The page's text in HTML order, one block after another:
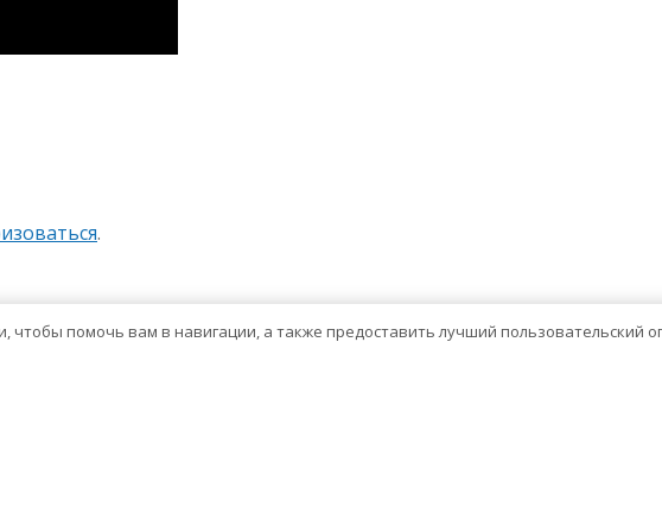
.
чтобы помочь вам в навигации, а также предоставить лучший пользовательский